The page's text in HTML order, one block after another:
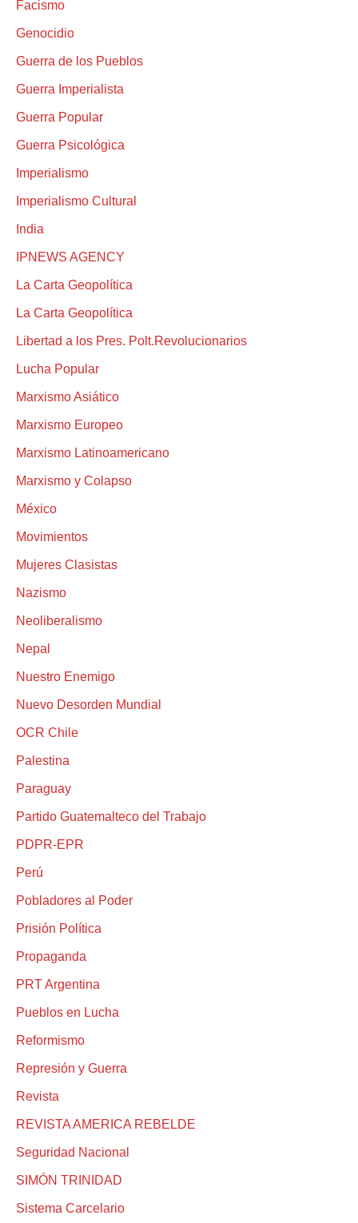
Facismo
Genocidio
Guerra de los Pueblos
Guerra Imperialista
Guerra Popular
Guerra Psicológica
Imperialismo
Imperialismo Cultural
India
IPNEWS AGENCY
La Carta Geopolítica
La Carta Geopolítica
Libertad a los Pres. Polt.Revolucionarios
Lucha Popular
Marxismo Asiático
Marxismo Europeo
Marxismo Latinoamericano
Marxismo y Colapso
México
Movimientos
Mujeres Clasistas
Nazismo
Neoliberalismo
Nepal
Nuestro Enemigo
Nuevo Desorden Mundial
OCR Chile
Palestina
Paraguay
Partido Guatemalteco del Trabajo
PDPR-EPR
Perú
Pobladores al Poder
Prisión Política
Propaganda
PRT Argentina
Pueblos en Lucha
Reformismo
Represión y Guerra
Revista
REVISTA AMERICA REBELDE
Seguridad Nacional
SIMÓN TRINIDAD
Sistema Carcelario